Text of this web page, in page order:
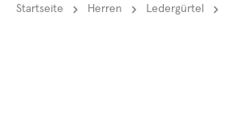
Startseite Herren Ledergürtel